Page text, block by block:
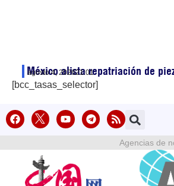
México alista repatriación de
agosto 4, 202621:01
[bcc_tasas_selector]
Agencias de